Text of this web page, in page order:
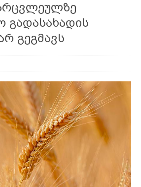
გადასახადის
გეგმავს